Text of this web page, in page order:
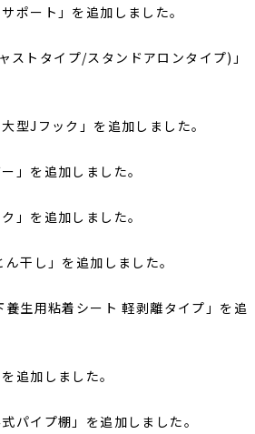
ポート」を追加しました。
ストタイプ/スタンドアロンタイプ)」
型Jフック」を追加しました。
」を追加しました。
」を追加しました。
干し」を追加しました。
生用粘着シート 軽剥離タイプ」を追
追加しました。
パイプ棚」を追加しました。